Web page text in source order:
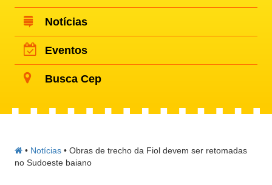
Notícias
Eventos
Busca Cep
• Notícias •Obras de trecho da Fiol devem ser retomadas
no Sudoeste baiano